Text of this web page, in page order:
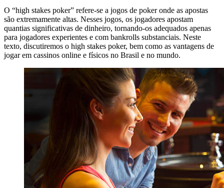
O “high stakes poker” refere-se a jogos de poker onde as apostas
são extremamente altas. Nesses jogos, os jogadores apostam
quantias significativas de dinheiro, tornando-os adequados apenas
para jogadores experientes e com bankrolls substanciais. Neste
texto, discutiremos o high stakes poker, bem como as vantagens de
jogar em cassinos online e físicos no Brasil e no mundo.